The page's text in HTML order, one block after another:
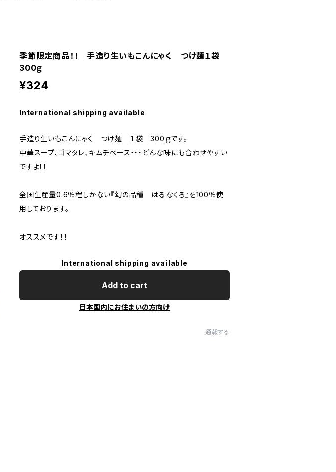
季節限定商品！！ 手造り生いもこんにゃく つけ麺１袋
300ｇ
¥324
International shipping available
手造り生いもこんにゃく つけ麺 １袋 300ｇです。
中華スープ、ゴマタレ、キムチベース・・・どんな味にも合わせやすい
ですよ！！
全国生産量0.6％程しかない『幻の品種 はるなくろ』を100％使
用しております。
オススメです！！
International shipping available
Add to cart
日本国内にお住まいの方向け
通報する